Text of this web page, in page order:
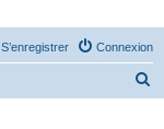
Connexion
S’enregistrer